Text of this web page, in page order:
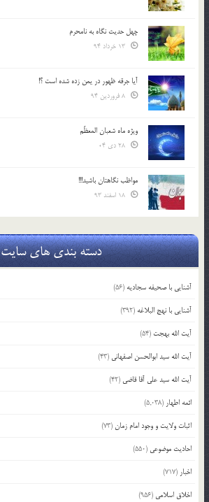
چهل حدیث نگاه به نامحرم
آیا جرقه ظهور در یمن زده شده است ؟!
ویژه ماه شعبان المعظّم
مواظب نگاهتان باشید!!!
دسته بندی های سایت
آشنایی با صحیفه سجادیه (56)
آشنایی با نهج البلاغه (392)
آیت الله بهجت (54)
آیت الله سید ابوالحسن اصفهانی (43)
آیت الله سید علی آقا قاضی (42)
ائمه اطهار (5,038)
اثبات ولایت و وجود امام زمان(73)
احادیث موضوعی (550)
اخبار (717)
اخلاق اسلامی (956)